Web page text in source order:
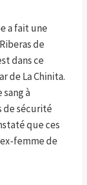
a fait une
de
dans ce
de La Chinita.
à
sécurité
que ces
femme de